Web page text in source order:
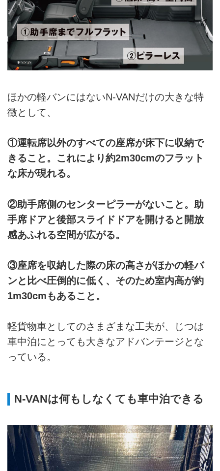
ほかの軽バンにはないN-VANだけの大きな特
徴として、
①運転席以外のすべての座席が床下に収納で
きること。これにより約2m30cmのフラット
な床が現れる。
②助手席側のセンターピラーがないこと。助
手席ドアと後部スライドドアを開けると開放
感あふれる空間が広がる。
③座席を収納した際の床の高さがほかの軽バ
ンと比べ圧倒的に低く、そのため室内高が約
1m30cmもあること。
軽貨物車としてのさまざまな工夫が、じつは
車中泊にとっても大きなアドバンテージとな
っている。
N‐VANは何もしなくても車中泊できる